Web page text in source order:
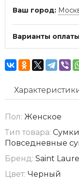
Ваш город:
Варианты оплаты
Пол: Женское
Тип товара:
Повседневные
Бренд: Saint
Цвет: Черный